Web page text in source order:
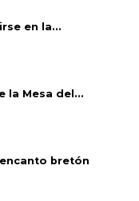
en la...
la Mesa del...
bretón